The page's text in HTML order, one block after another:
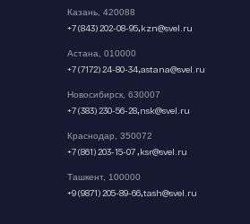
Казань, 420088
+7 (843) 202-08-95,kzn@svel.ru
Астана, 010000
+7 (7172) 24-80-34,astana@svel.ru
Новосибирск, 630007
+7 (383) 230-56-28,nsk@svel.ru
Краснодар, 350072
+7 (861) 203-15-07,ksr@svel.ru
Ташкент, 100000
+9 (9871) 205-89-66,tash@svel.ru